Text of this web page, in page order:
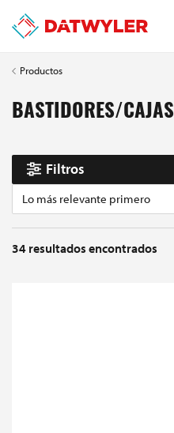
Productos
BASTIDORES/CAJAS
Filtros
Lo más relevante primero
34 resultados encontrados